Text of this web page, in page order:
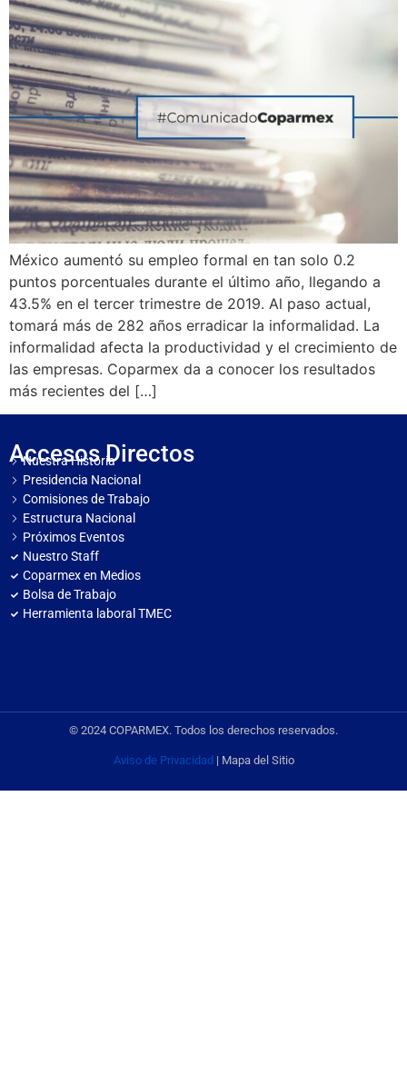
México aumentó su empleo formal en tan solo 0.2
puntos porcentuales durante el último año, llegando a
43.5% en el tercer trimestre de 2019. Al paso actual,
tomará más de 282 años erradicar la informalidad. La
informalidad afecta la productividad y el crecimiento de
las empresas. Coparmex da a conocer los resultados
más recientes del […]
Accesos Directos
Nuestra Historia
Presidencia Nacional
Comisiones de Trabajo
Estructura Nacional
Próximos Eventos
Nuestro Staff
Coparmex en Medios
Bolsa de Trabajo
Herramienta laboral TMEC
© 2024 COPARMEX. Todos los derechos reservados.
Aviso de Privacidad | Mapa del Sitio